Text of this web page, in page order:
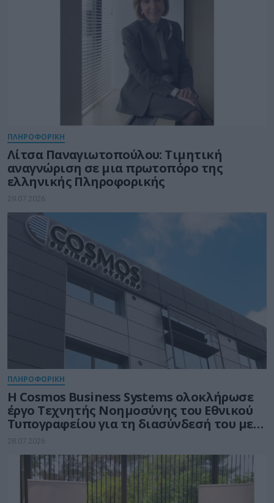
ΠΛΗΡΟΦΟΡΙΚΗ
Λίτσα Παναγιωτοπούλου: Τιμητική
αναγνώριση σε μια πρωτοπόρο της
ελληνικής Πληροφορικής
29.07.2026
ΠΛΗΡΟΦΟΡΙΚΗ
Η Cosmos Business Systems ολοκλήρωσε
έργο Τεχνητής Νοημοσύνης του Εθνικού
Τυπογραφείου για τη διασύνδεσή του με
δημόσιους φορείς
28.07.2026